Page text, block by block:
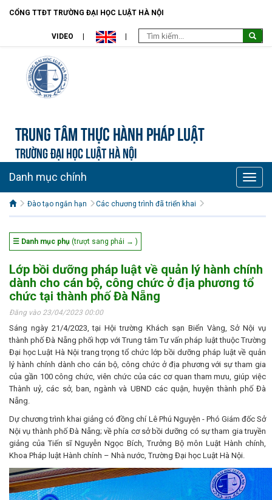
CỔNG TTĐT TRƯỜNG ĐẠI HỌC LUẬT HÀ NỘI
VIDEO
Trung tâm Thực hành pháp luật
TRƯỜNG ĐẠI HỌC LUẬT HÀ NỘI
Toggle
Danh mục chính
Đào tạo ngắn hạn Các chương trình đã triển khai
☰ Danh mục phụ (trượt sang phải → )
Lớp bồi dưỡng pháp luật về quản lý hành chính
dành cho cán bộ, công chức ở địa phương tổ
chức tại thành phố Đà Nẵng
Đăng vào 23/04/2023 00:00
Sáng ngày 21/4/2023, tại Hội trường Khách sạn Biển Vàng, Sở Nội vụ
thành phố Đà Nẵng phối hợp với Trung tâm Tư vấn pháp luật thuộc Trường
Đại học Luật Hà Nội trang trọng tổ chức lớp bồi dưỡng pháp luật về quản
lý hành chính dành cho cán bộ, công chức ở địa phương với sự tham gia
của gần 100 công chức, viên chức của các cơ quan tham mưu, giúp việc
Thành uỷ, các sở, ban, ngành và UBND các quận, huyện thành phố Đà
Nẵng.
Dự chương trình khai giảng có đồng chí Lê Phú Nguyện - Phó Giám đốc Sở
Nội vụ thành phố Đà Nẵng; về phía cơ sở bồi dưỡng có sự tham gia truyền
giảng của Tiến sĩ Nguyễn Ngọc Bích, Trưởng Bộ môn Luật Hành chính,
Khoa Pháp luật Hành chính – Nhà nước, Trường Đại học Luật Hà Nội.